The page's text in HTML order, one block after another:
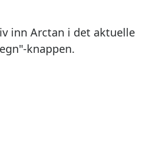
inn Arctan i det aktuelle
knappen.